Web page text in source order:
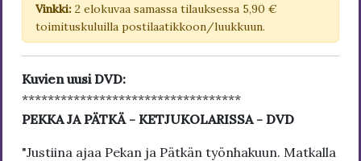
Vinkki: 2 elokuvaa samassa tilauksessa 5,90 €
toimituskuluilla postilaatikkoon/luukkuun.
Kuvien uusi DVD:
**********************************
PEKKA JA PÄTKÄ - KETJUKOLARISSA - DVD
"Justiina ajaa Pekan ja Pätkän työnhakuun. Matkalla